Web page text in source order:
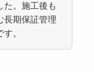
た。施工後も
長期保証管理
。